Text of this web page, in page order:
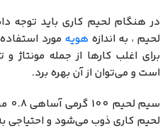
در هنگام لحیم کاری باید توجه
لحيم ، به اندازه هويه
برای اغلب کارها از جمله مونتاژ
است و می‌توان از آن بهره برد.
لحیم کاری ذوب می‌شود و احتیاجی